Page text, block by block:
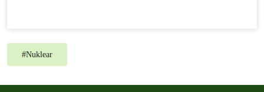
#Nuklear